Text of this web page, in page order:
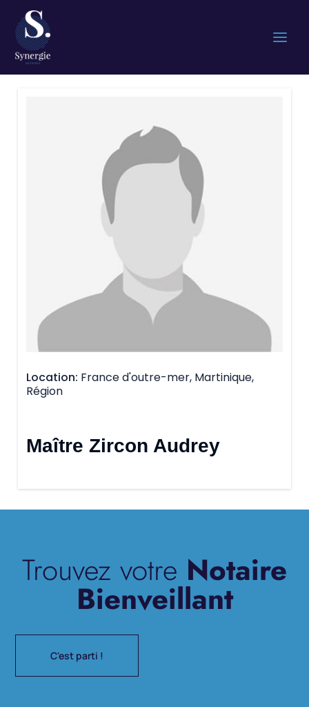
Location France d'outre-mer, Martinique,
Région
Maître Zircon Audrey
Trouvez votre Notaire
Bienveillant
C'est parti !